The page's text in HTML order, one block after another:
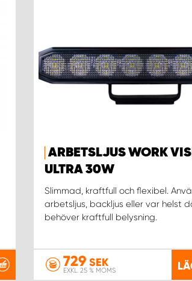
ARBETSLJUS WORK
ULTRA 30W
Slimmad, kraftfull och flexibel.
arbetsljus, backljus eller var helst
behöver kraftfull belysning.
729 SEK
EXKL. 25 % MOMS